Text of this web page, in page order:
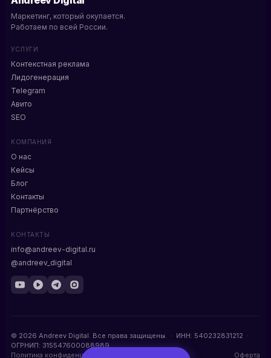
Маркетинг, который окупается.
Работаем по всей России.
УСЛУГИ
Контекстная реклама
Лидогенерация
Telegram
Авито
SEO
КОМПАНИЯ
О нас
Кейсы
Блог
Контакты
Партнёрство
КОНТАКТЫ
info@andreev-digital.ru
@andreev_digital
© 2026 Andreev Digital. Все права защищены. · ИНН: 540232831212 ·
ОГРНИП: 315547600088989
Политика конфиденциальности
Оферта